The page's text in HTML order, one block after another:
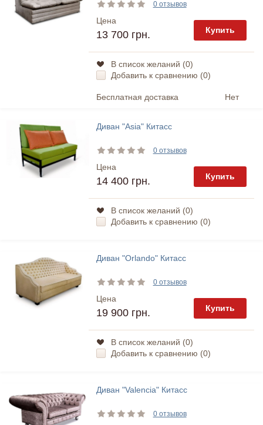
0 отзывов
Цена
13 700 грн. Купить
В список желаний (0)
Добавить к сравнению (0)
Бесплатная доставка Нет
Диван "Asia" Китасс
0 отзывов
Цена
14 400 грн. Купить
В список желаний (0)
Добавить к сравнению (0)
Диван "Orlando" Китасс
0 отзывов
Цена
19 900 грн. Купить
В список желаний (0)
Добавить к сравнению (0)
Диван "Valencia" Китасс
0 отзывов